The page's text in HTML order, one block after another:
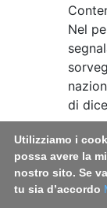
Nel
di
Long
Utilizziamo i
possa avere la
nostro sito. Se
tu sia d’accordo